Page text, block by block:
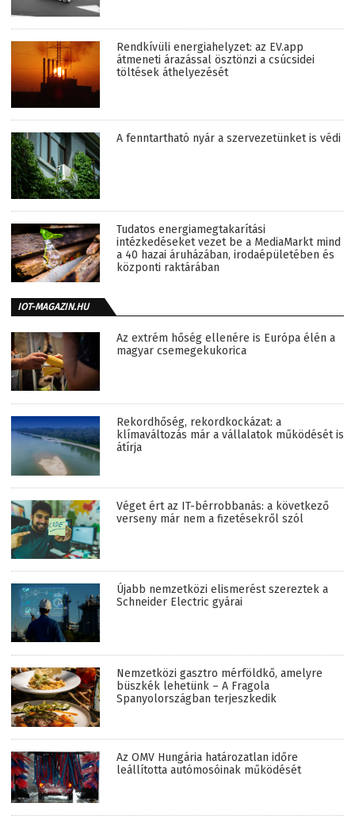
Rendkívüli energiahelyzet: az EV.app
átmeneti árazással ösztönzi a csúcsidei
töltések áthelyezését
A fenntartható nyár a szervezetünket is védi
Tudatos energiamegtakarítási
intézkedéseket vezet be a MediaMarkt mind
a 40 hazai áruházában, irodaépületében és
központi raktárában
IOT-MAGAZIN.HU
Az extrém hőség ellenére is Európa élén a
magyar csemegekukorica
Rekordhőség, rekordkockázat: a
klímaváltozás már a vállalatok működését is
átírja
Véget ért az IT-bérrobbanás: a következő
verseny már nem a fizetésekről szól
Újabb nemzetközi elismerést szereztek a
Schneider Electric gyárai
Nemzetközi gasztro mérföldkő, amelyre
büszkék lehetünk – A Fragola
Spanyolországban terjeszkedik
Az OMV Hungária határozatlan időre
leállította autómosóinak működését